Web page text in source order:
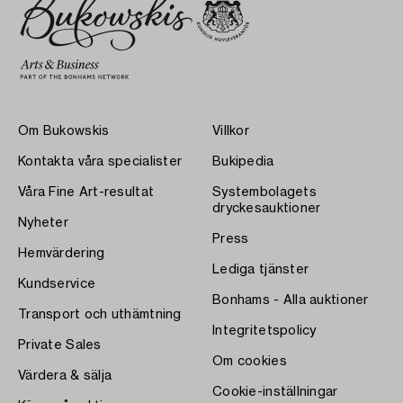
Om Bukowskis
Kontakta våra specialister
Våra Fine Art-resultat
Nyheter
Hemvärdering
Kundservice
Transport och uthämtning
Private Sales
Värdera & sälja
Villkor
Bukipedia
Systembolagets
dryckesauktioner
Press
Lediga tjänster
Bonhams - Alla auktioner
Integritetspolicy
Om cookies
Cookie-inställningar